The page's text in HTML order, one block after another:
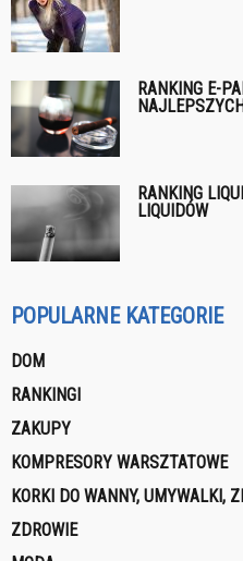
RANKING E-
RANKING
LIQUIDÓW
POPULARNE KATEGORIE
DOM
RANKINGI
ZAKUPY
KOMPRESORY WARSZTATOWE
KORKI DO WANNY, UMYWALKI,
ZDROWIE